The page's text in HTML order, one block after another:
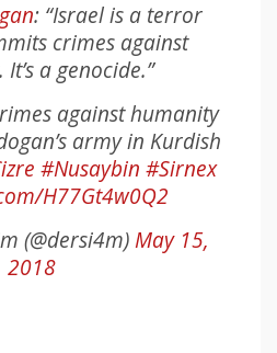
: “Israel is a terror
crimes against
a genocide.”
against humanity
army in Kurdish
#Nusaybin #Sirnex
H77Gt4w0Q2
(@dersi4m)May 15,
2018